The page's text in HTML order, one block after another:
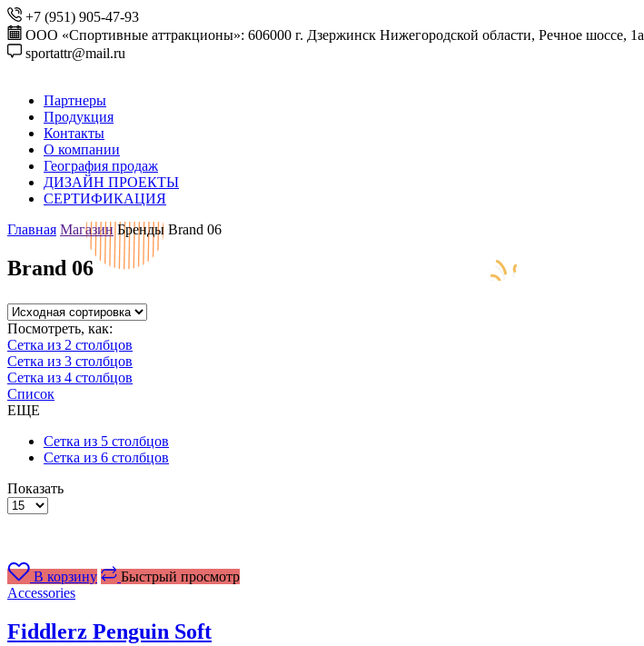
+7 (951) 905-47-93
ООО «Спортивные аттракционы»: 606000 г. Дзержинск Нижегородской области, Речное шоссе, 1а
sportattr@mail.ru
Партнеры
Продукция
Контакты
О компании
География продаж
ДИЗАЙН ПРОЕКТЫ
СЕРТИФИКАЦИЯ
Главная Магазин Бренды Brand 06
Brand 06
Посмотреть, как:
Сетка из 2 столбцов
Сетка из 3 столбцов
Сетка из 4 столбцов
Список
ЕЩЕ
Сетка из 5 столбцов
Сетка из 6 столбцов
Показать
Товаров
В корзину
Быстрый просмотр
Accessories
Fiddlerz Penguin Soft